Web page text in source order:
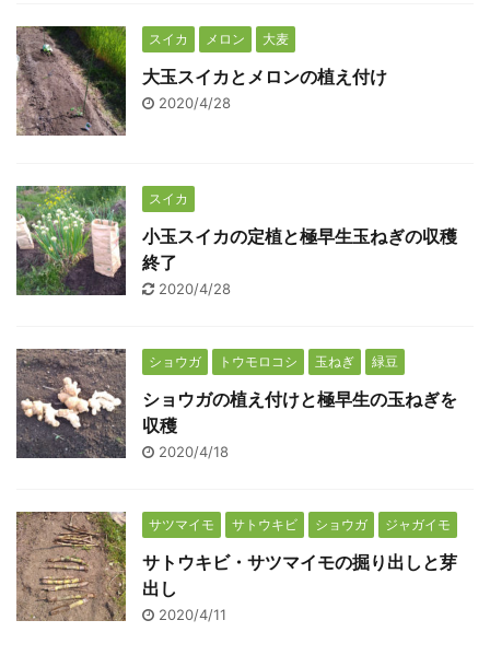
スイカ メロン 大麦
大玉スイカとメロンの植え付け
2020/4/28
スイカ
小玉スイカの定植と極早生玉ねぎの収穫
終了
2020/4/28
ショウガ トウモロコシ 玉ねぎ 緑豆
ショウガの植え付けと極早生の玉ねぎを
収穫
2020/4/18
サツマイモ サトウキビ ショウガ ジャガイモ
サトウキビ・サツマイモの掘り出しと芽
出し
2020/4/11